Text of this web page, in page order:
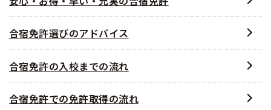
合宿免許選びのアドバイス
合宿免許の入校までの流れ
合宿免許での免許取得の流れ